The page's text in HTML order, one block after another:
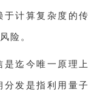
计算复杂度的传
险。
迄今唯一原理上
发是指利用量子